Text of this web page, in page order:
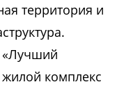
территория и
«Лучший
комплекс